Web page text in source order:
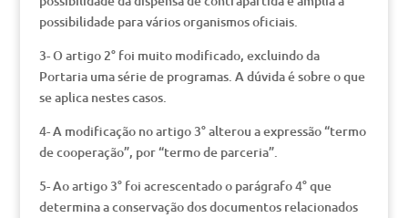
possibilidade para vários organismos oficiais.
3- O artigo 2° foi muito modificado, excluindo da
Portaria uma série de programas. A dúvida é sobre o que
se aplica nestes casos.
4- A modificação no artigo 3° alterou a expressão “termo
de cooperação”, por “termo de parceria”.
5- Ao artigo 3° foi acrescentado o parágrafo 4° que
determina a conservação dos documentos relacionados